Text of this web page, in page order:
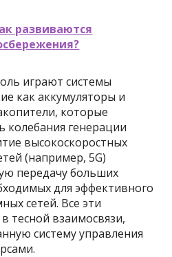
развиваются
играют системы
как аккумуляторы и
которые
колебания генерации
высокоскоростных
(например, 5G)
передачу больших
для эффективного
сетей. Все эти
тесной взаимосвязи,
систему управления